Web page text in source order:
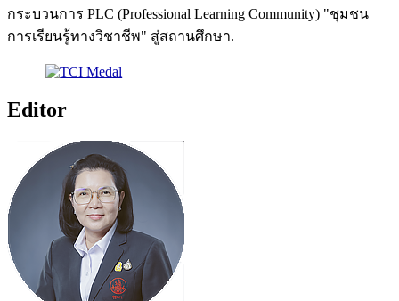
กระบวนการ PLC (Professional Learning Community) "ชุมชน
การเรียนรู้ทางวิชาชีพ" สู่สถานศึกษา.
Editor